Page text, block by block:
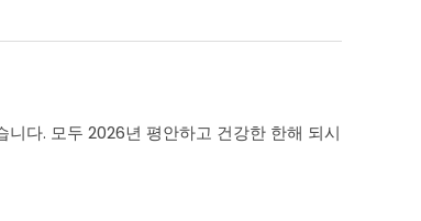
다. 모두 2026년 평안하고 건강한 한해 되시